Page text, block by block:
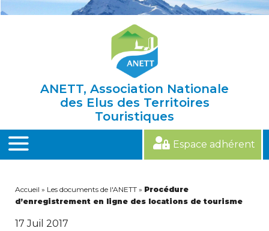
ANETT, Association Nationale
des Elus des Territoires
Touristiques
MENU
Espace adhérent
Accueil » Les documents de l'ANETT » Procédure
d’enregistrement en ligne des locations de tourisme
17 Juil 2017